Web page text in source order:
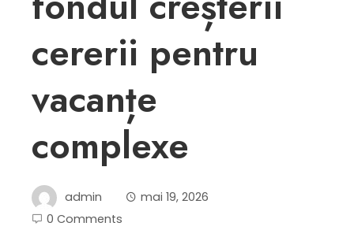
cererii pentru
vacanțe
complexe
admin
mai 19, 2026
0 Comments